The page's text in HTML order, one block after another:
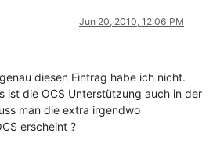
Jun 20, 2010, 12:06 PM
diesen Eintrag habe ich nicht.
ist die OCS Unterstützung auch in der
man die extra irgendwo
erscheint ?